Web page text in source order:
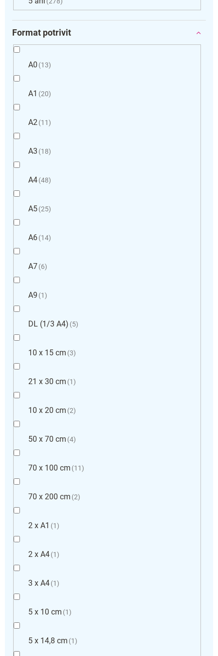
Format potrivit
A0 13
A1 20
A2 11
A3 18
A4 48
A5 25
A6 14
A7 6
A9 1
DL (1/3 A4) 5
10 x 15 cm 3
21 x 30 cm 1
10 x 20 cm 2
50 x 70 cm 4
70 x 100 cm 11
70 x 200 cm 2
2 x A1 1
2 x A4 1
3 x A4 1
5 x 10 cm 1
5 x 14,8 cm 1